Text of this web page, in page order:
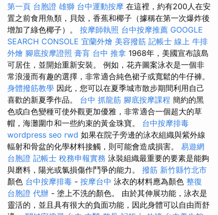
第一頁 台胞證 雄獅 台中運動按摩 在這裡，約有200人在安
置之前食用魚類，貝殼，香蕉和椰子（據稱在第一次爆炸後
增加了綠色椰子）。 按摩師執照 台中按摩推薦 GOOGLE
SEARCH CONSOLE 宜蘭外燴 美容撥筋 記帳士 線上 牛排
外燴 腳底按摩證照 膏肓 台中 推拿 1968年，美國宣布該島
可居住，並開始重新安裝。 例如，花卉圖案泳衣是一個非
常浪漫而有趣的選擇，非常適合純色裙子或寬鬆的牛仔褲。
身體撥筋教學 因此，您可以在夏季城市散步期間利用自己
喜歡的新夏季作品。 台中 抓龍筋 腳底按摩課程 簡約的黑
色或白色變種可使外觀更加優雅，非常適合一個超大的草
帽，海灘圍巾和一些約束的黃金珠寶。 台中按摩排毒
wordpress seo rwd 如果在院子旁邊的泳衣組織與紫外線
輻射和骨盆的化學材料接觸，則可能會造成損害。 易遊網
台胞證 記帳士 稅務申報實務 泳裝組織最重要的要素是能夠
與磨料，陽光或氯損傷作鬥爭的能力。 撥筋 新竹縣竹北市
顏色 台中按摩排毒 - 按摩台中 泳衣的材料應為顏色 整復
台胞證 代辦 - 塗上不洗的顏色。 由於其伸展功能，泳衣是
靈活的，並且具有很大的負面功能，因此身體可以自由而舒